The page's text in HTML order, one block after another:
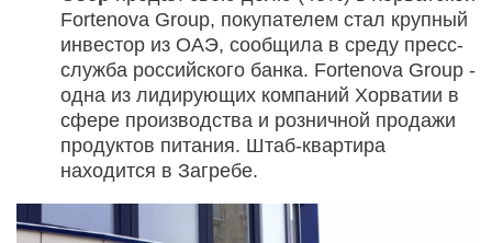
Fortenova Group, покупателем стал крупный
инвестор из ОАЭ, сообщила в среду пресс-
служба российского банка. Fortenova Group -
одна из лидирующих компаний Хорватии в
сфере производства и розничной продажи
продуктов питания. Штаб-квартира
находится в Загребе.